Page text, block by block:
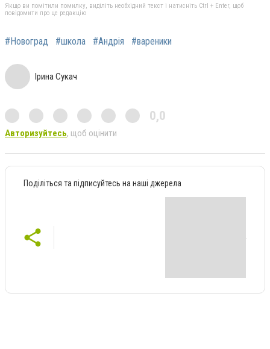
Якщо ви помітили помилку, виділіть необхідний текст і натисніть Ctrl + Enter, щоб
повідомити про це редакцію
#Новоград #школа #Андрія #вареники
Ірина Сукач
0,0
Авторизуйтесь, щоб оцінити
Поділіться та підписуйтесь на наші джерела